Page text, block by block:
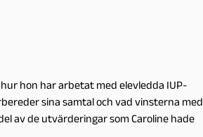
hon har arbetat med elevledda IUP-
sina samtal och vad vinsterna med
av de utvärderingar som Caroline hade